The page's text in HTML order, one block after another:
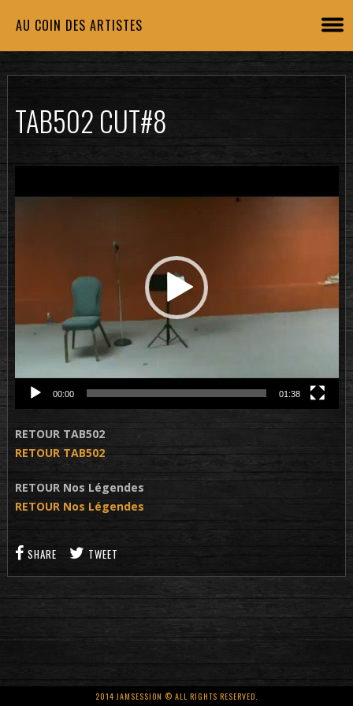
AU COIN DES ARTISTES
TAB502 CUT#8
vidéo
00:00 01:38
RETOUR TAB502
RETOUR TAB502
RETOUR Nos Légendes
RETOUR Nos Légendes
SHARE TWEET
2014 JAMSESSION © ALL RIGHTS RESERVED.